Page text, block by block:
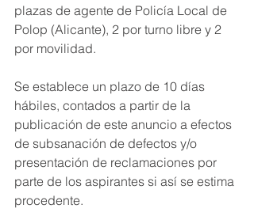
plazas de agente de Policía Local de
Polop (Alicante), 2 por turno libre y 2
por movilidad.
Se establece un plazo de 10 días
hábiles, contados a partir de la
publicación de este anuncio a efectos
de subsanación de defectos y/o
presentación de reclamaciones por
parte de los aspirantes si así se estima
procedente.